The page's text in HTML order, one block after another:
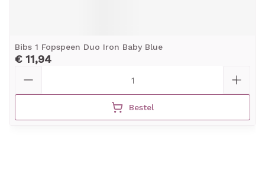
Bibs 1 Fopspeen Duo Iron Baby Blue
€ 11,94
Bestel